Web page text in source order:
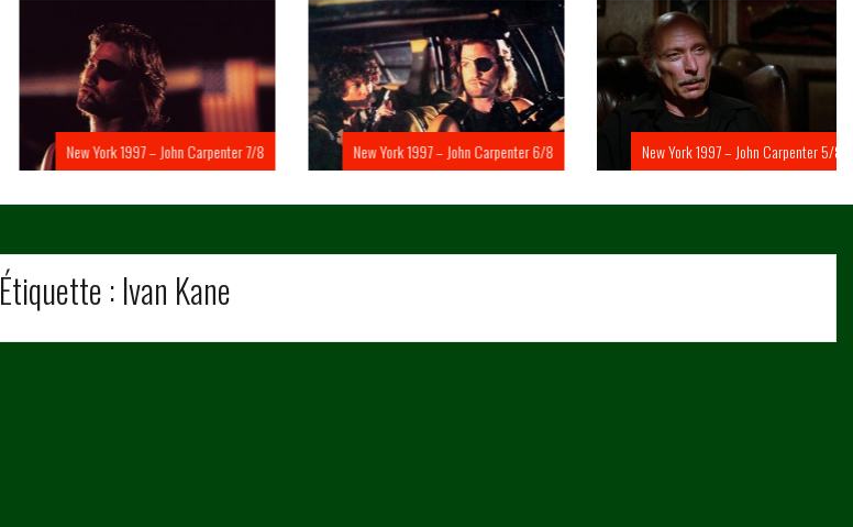
New York 1997 – John Carpenter 7/8 New York 1997 – John Carpenter 6/8 New York 1997 – John Carpenter 5/8
Étiquette : Ivan Kane